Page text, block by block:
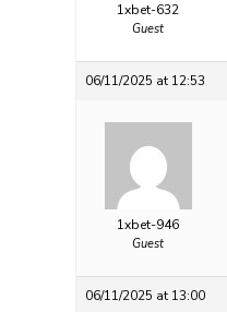
1xbet-632
Guest
06/11/2025 at 12:53
1xbet-946
Guest
06/11/2025 at 13:00